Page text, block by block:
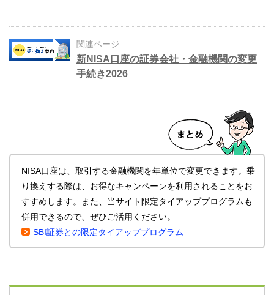
関連ページ
新NISA口座の証券会社・金融機関の変更
手続き2026
NISA口座は、取引する金融機関を年単位で変更できます。乗
り換えする際は、お得なキャンペーンを利用されることをお
すすめします。また、当サイト限定タイアッププログラムも
併用できるので、ぜひご活用ください。
SBI証券との限定タイアッププログラム